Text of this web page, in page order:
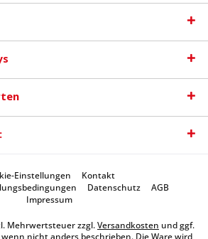
Einstellungen
Kontakt
Datenschutz
AGB
Impressum
Mehrwertsteuer zzgl.Versandkosten und ggf.
nicht anders beschrieben. Die Ware wird